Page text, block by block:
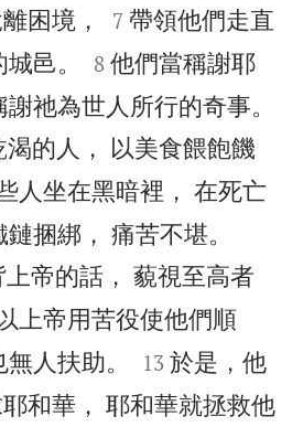
困境，


7 帶領他們走直
邑。


8 他們當稱謝耶
祂為世人所行的奇事。
的人， 以美食餵飽饑
人坐在黑暗裡， 在死亡
捆綁， 痛苦不堪。
帝的話， 藐視至高者
上帝用苦役使他們順
人扶助。


13 於是，他
和華， 耶和華就拯救他